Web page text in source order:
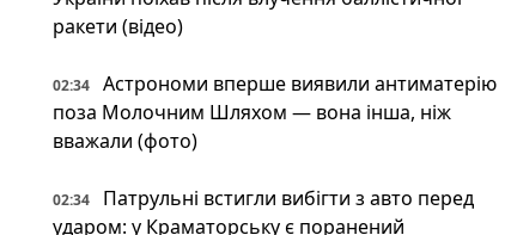
ракети (відео)
02:34
Астрономи вперше виявили антиматерію
поза Молочним Шляхом — вона інша, ніж
вважали (фото)
02:34
Патрульні встигли вибігти з авто перед
ударом: у Краматорську є поранений